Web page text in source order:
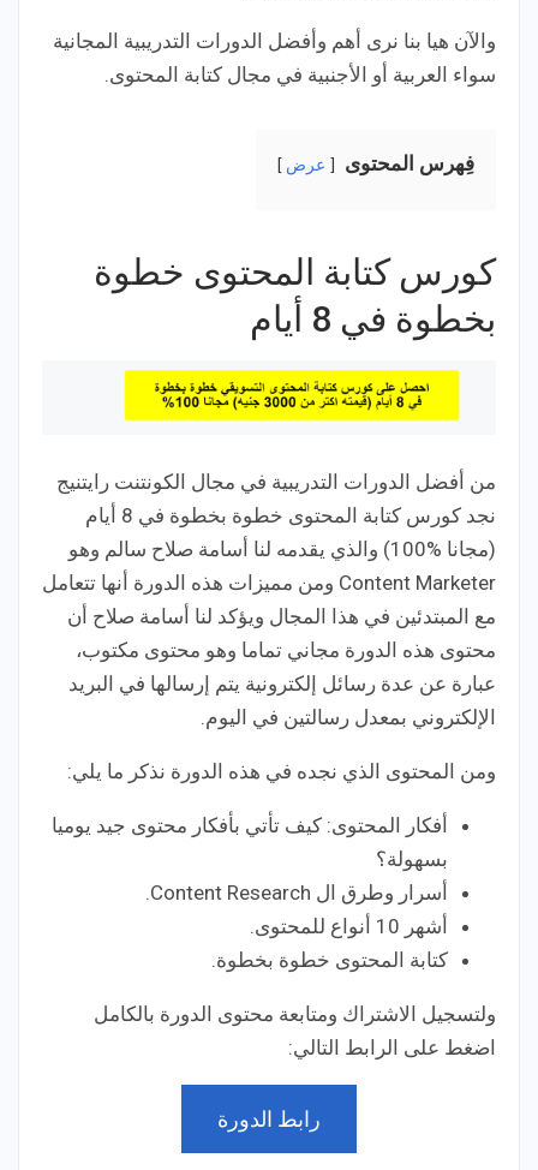
والآن هيا بنا نرى أهم وأفضل الدورات التدريبية المجانية
سواء العربية أو الأجنبية في مجال كتابة المحتوى.
فِهرس المحتوى عرض
كورس كتابة المحتوى خطوة
بخطوة في 8 أيام
من أفضل الدورات التدريبية في مجال الكونتنت رايتنيج
نجد كورس كتابة المحتوى خطوة بخطوة في 8 أيام
(مجانا %100) والذي يقدمه لنا أسامة صلاح سالم وهو
Content Marketer ومن مميزات هذه الدورة أنها تتعامل
مع المبتدئين في هذا المجال ويؤكد لنا أسامة صلاح أن
محتوى هذه الدورة مجاني تماما وهو محتوى مكتوب،
عبارة عن عدة رسائل إلكترونية يتم إرسالها في البريد
الإلكتروني بمعدل رسالتين في اليوم.
ومن المحتوى الذي نجده في هذه الدورة نذكر ما يلي:
أفكار المحتوى: كيف تأتي بأفكار محتوى جيد يوميا
بسهولة؟
أسرار وطرق ال Content Research.
أشهر 10 أنواع للمحتوى.
كتابة المحتوى خطوة بخطوة.
ولتسجيل الاشتراك ومتابعة محتوى الدورة بالكامل
اضغط على الرابط التالي:
رابط الدورة